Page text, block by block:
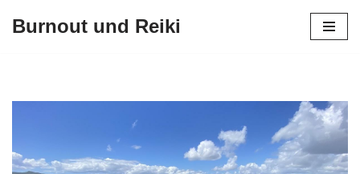
Burnout und Reiki